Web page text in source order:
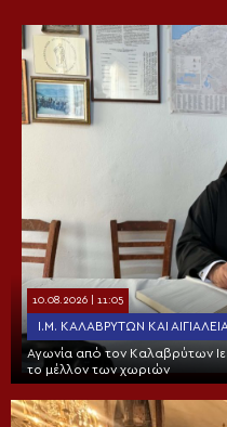
10.08.2026 | 11:05
Ι.Μ. ΚΑΛΑΒΡΎΤΩΝ ΚΑΙ
Αγωνία από τον Καλαβρύτων
το μέλλον των χωριών